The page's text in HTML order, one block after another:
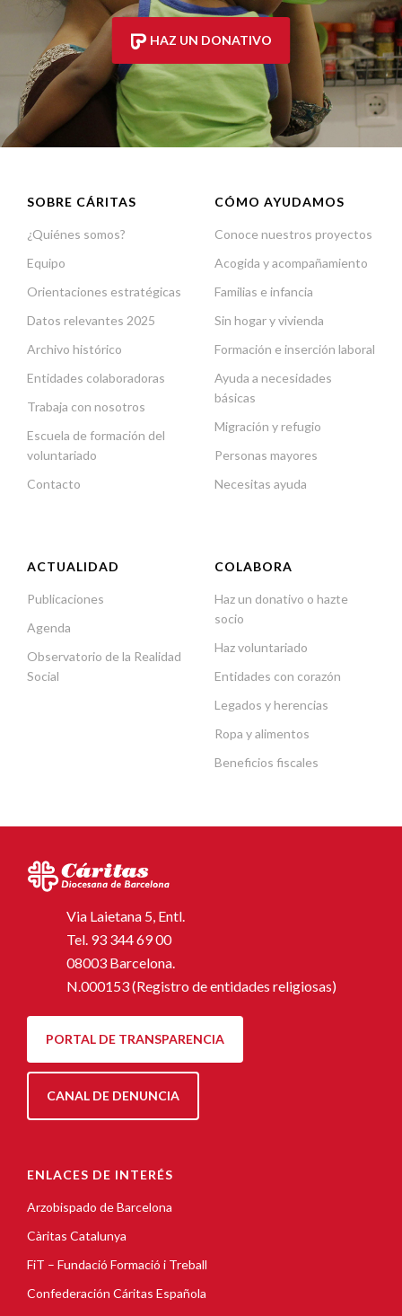
HAZ UN DONATIVO
SOBRE CÁRITAS
¿Quiénes somos?
Equipo
Orientaciones estratégicas
Datos relevantes 2025
Archivo histórico
Entidades colaboradoras
Trabaja con nosotros
Escuela de formación del
voluntariado
Contacto
CÓMO AYUDAMOS
Conoce nuestros proyectos
Acogida y acompañamiento
Familias e infancia
Sin hogar y vivienda
Formación e inserción laboral
Ayuda a necesidades
básicas
Migración y refugio
Personas mayores
Necesitas ayuda
ACTUALIDAD
Publicaciones
Agenda
Observatorio de la Realidad
Social
COLABORA
Haz un donativo o hazte
socio
Haz voluntariado
Entidades con corazón
Legados y herencias
Ropa y alimentos
Beneficios fiscales
Via Laietana 5, Entl.
Tel. 93 344 69 00
08003 Barcelona.
N.000153 (Registro de entidades religiosas)
PORTAL DE TRANSPARENCIA
CANAL DE DENUNCIA
ENLACES DE INTERÉS
Arzobispado de Barcelona
Càritas Catalunya
FiT – Fundació Formació i Treball
Confederación Cáritas Española